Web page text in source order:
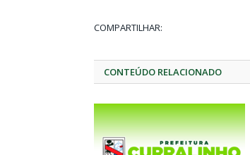
COMPARTILHAR:
CONTEÚDO RELACIONADO